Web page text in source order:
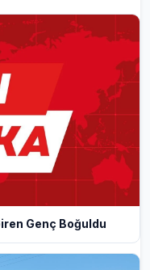
Genç Boğuldu